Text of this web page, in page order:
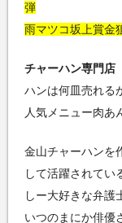
弾
雨マツコ坂上賞金
チャーハン専門店
ハンは何皿売れる
人気メニュー肉あ
金山チャーハンを
して活躍されてい
しー大好きな弁護
いつのまにか俳優